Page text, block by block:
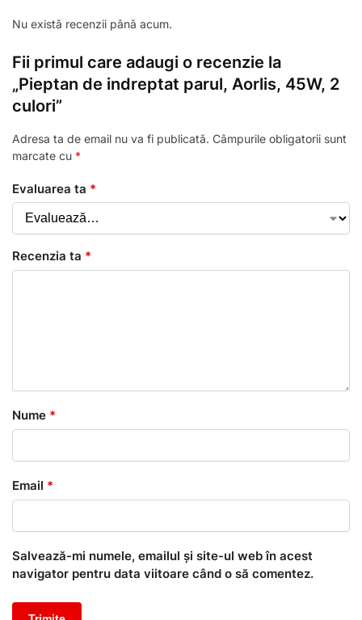
Nu există recenzii până acum.
Fii primul care adaugi o recenzie la
„Pieptan de indreptat parul, Aorlis, 45W, 2
culori”
Adresa ta de email nu va fi publicată. Câmpurile obligatorii sunt
marcate cu *
Evaluarea ta *
Recenzia ta *
Nume *
Email *
Salvează-mi numele, emailul și site-ul web în acest
navigator pentru data viitoare când o să comentez.